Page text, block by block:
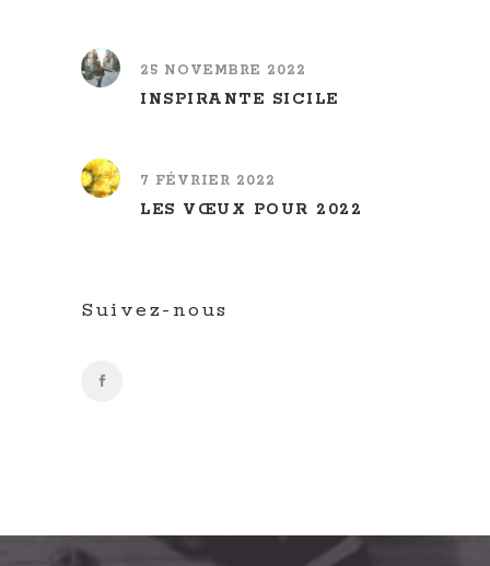
25 NOVEMBRE 2022
INSPIRANTE SICILE
7 FÉVRIER 2022
LES VŒUX POUR 2022
Suivez-nous